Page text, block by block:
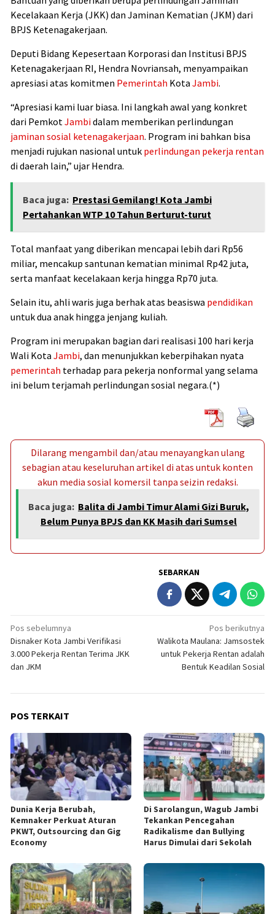
Kecelakaan Kerja (JKK) dan Jaminan Kematian (JKM) dari
BPJS Ketenagakerjaan.
Deputi Bidang Kepesertaan Korporasi dan Institusi BPJS
Ketenagakerjaan RI, Hendra Novriansah, menyampaikan
apresiasi atas komitmen Pemerintah Kota Jambi.
“Apresiasi kami luar biasa. Ini langkah awal yang konkret
dari Pemkot Jambidalam memberikan perlindungan
jaminan sosial ketenagakerjaan. Program ini bahkan bisa
menjadi rujukan nasional untuk perlindungan pekerja rentan
di daerah lain,” ujar Hendra.
Baca juga: Prestasi Gemilang! Kota Jambi
Pertahankan WTP 10 Tahun Berturut-turut
Total manfaat yang diberikan mencapai lebih dari Rp56
miliar, mencakup santunan kematian minimal Rp42 juta,
serta manfaat kecelakaan kerja hingga Rp70 juta.
Selain itu, ahli waris juga berhak atas beasiswa pendidikan
untuk dua anak hingga jenjang kuliah.
Program ini merupakan bagian dari realisasi 100 hari kerja
Wali Kota Jambi, dan menunjukkan keberpihakan nyata
pemerintah terhadap para pekerja nonformal yang selama
ini belum terjamah perlindungan sosial negara.(*)
Dilarang mengambil dan/atau menayangkan ulang
sebagian atau keseluruhan artikel di atas untuk konten
akun media sosial komersil tanpa seizin redaksi.
Baca juga: Balita di Jambi Timur Alami Gizi Buruk,
Belum Punya BPJS dan KK Masih dari Sumsel
SEBARKAN
Navigasi
pos
Pos sebelumnya
Disnaker Kota Jambi Verifikasi
3.000 Pekerja Rentan Terima JKK
dan JKM
Pos berikutnya
Walikota Maulana: Jamsostek
untuk Pekerja Rentan adalah
Bentuk Keadilan Sosial
POS TERKAIT
Dunia Kerja Berubah,
Kemnaker Perkuat Aturan
PKWT, Outsourcing dan Gig
Economy
Di Sarolangun, Wagub Jambi
Tekankan Pencegahan
Radikalisme dan Bullying
Harus Dimulai dari Sekolah